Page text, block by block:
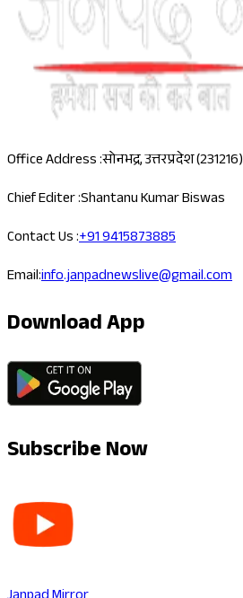
Office Address :सोनभद्र, उत्तरप्रदेश (231216)
Chief Editer :Shantanu Kumar Biswas
Contact Us :+91 9415873885
Email:info.janpadnewslive@gmail.com
Download App
Subscribe Now